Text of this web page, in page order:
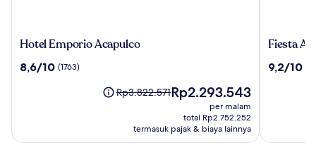
Hotel
Acapulco
Hotel Emporio Acapulco
8.6
8,6/10 (1763)
Harga
lihat
informasi
Rp3.822.571Harga
sekarang
Rp2.293.543
Rp2.293.543
per malam
total Rp2.752.252
termasuk pajak & biaya lainnya
Fiesta
Acapulco
9.2
9,2/10